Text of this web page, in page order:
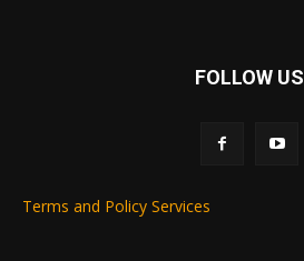
FOLLOW US
Terms and Policy Services